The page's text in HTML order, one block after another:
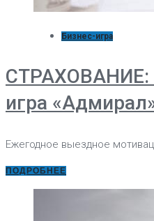
Бизнес-игра
СТРАХОВАНИЕ:
игра
Ежегодное выездное
ПОДРОБНЕЕ